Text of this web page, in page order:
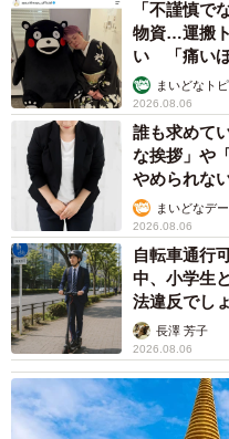
昨今の国際情勢による影響
皆さん大変な状況ではあり
列の様相に“矛盾塊”とい
に、たまには余裕をもっ
も大切なことかもしれませ
食べ物・飲み物に関する同
と」 を主催するなど、同
されているリットルさん
会の創り方』
（星海社）
「不謹慎で
物資…運搬
い 「痛いほ
まいどなト
2026.08.06
誰も求めて
な挨拶」や
やめられな
まいどなデ
2026.08.06
自転車通行
中、小学生
法違反でし
説】長澤 芳子
2026.08.06